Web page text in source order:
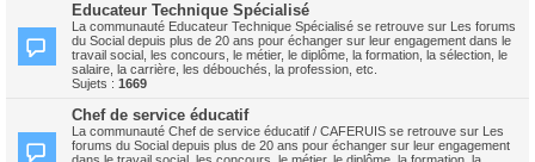
Educateur Technique Spécialisé
La communauté Educateur Technique Spécialisé se retrouve sur Les forums
du Social depuis plus de 20 ans pour échanger sur leur engagement dans le
travail social, les concours, le métier, le diplôme, la formation, la sélection, le
salaire, la carrière, les débouchés, la profession, etc.
Sujets : 1669
Chef de service éducatif
La communauté Chef de service éducatif / CAFERUIS se retrouve sur Les
forums du Social depuis plus de 20 ans pour échanger sur leur engagement